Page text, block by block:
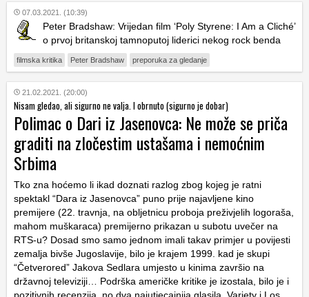
07.03.2021. (10:39)
Peter Bradshaw: Vrijedan film ‘Poly Styrene: I Am a Cliché’
o prvoj britanskoj tamnoputoj liderici nekog rock benda
filmska kritika Peter Bradshaw preporuka za gledanje
21.02.2021. (20:00)
Nisam gledao, ali sigurno ne valja. I obrnuto (sigurno je dobar)
Polimac o Dari iz Jasenovca: Ne može se priča
graditi na zločestim ustašama i nemoćnim
Srbima
Tko zna hoćemo li ikad doznati razlog zbog kojeg je ratni
spektakl “Dara iz Jasenovca” puno prije najavljene kino
premijere (22. travnja, na obljetnicu proboja preživjelih logoraša,
mahom muškaraca) premijerno prikazan u subotu uvečer na
RTS-u? Dosad smo samo jednom imali takav primjer u povijesti
zemalja bivše Jugoslavije, bilo je krajem 1999. kad je skupi
“Četverored” Jakova Sedlara umjesto u kinima završio na
državnoj televiziji… Podrška američke kritike je izostala, bilo je i